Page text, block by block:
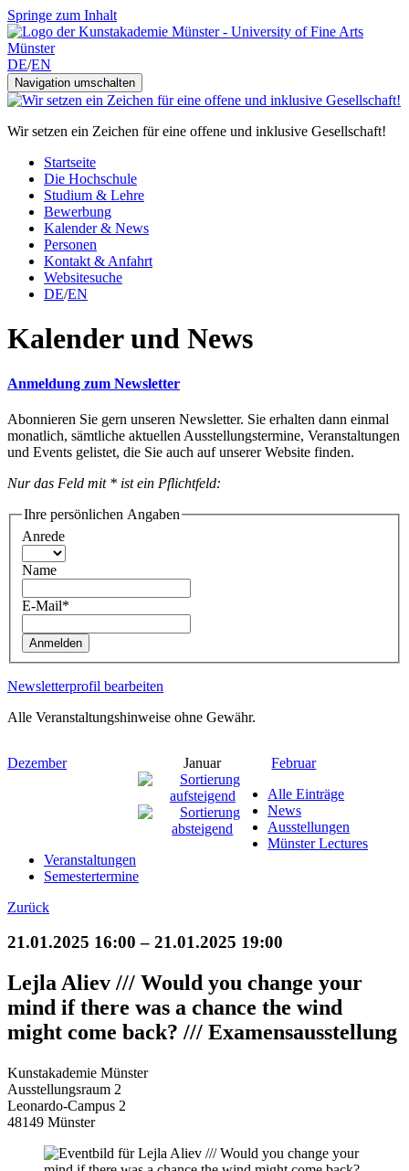
Springe zum Inhalt
DE/EN
Navigation umschalten
Wir setzen ein Zeichen für eine offene und inklusive Gesellschaft!
Startseite
Die Hochschule
Studium & Lehre
Bewerbung
Kalender & News
Personen
Kontakt & Anfahrt
Websitesuche
DE/EN
Kalender und News
Anmeldung zum Newsletter
Abonnieren Sie gern unseren Newsletter. Sie erhalten dann einmal
monatlich, sämtliche aktuellen Ausstellungstermine, Veranstaltungen
und Events gelistet, die Sie auch auf unserer Website finden.
Nur das Feld mit * ist ein Pflichtfeld:
Ihre persönlichen Angaben
Anrede
Name
E-Mail*
Anmelden
Newsletterprofil bearbeiten
Alle Veranstaltungshinweise ohne Gewähr.
Dezember Januar
Februar
Alle Einträge
News
Ausstellungen
Münster Lectures
Veranstaltungen
Semestertermine
Zurück
21.01.2025 16:00 – 21.01.2025 19:00
Lejla Aliev /// Would you change your
mind if there was a chance the wind
might come back? /// Examensausstellung
Kunstakademie Münster
Ausstellungsraum 2
Leonardo-Campus 2
48149 Münster